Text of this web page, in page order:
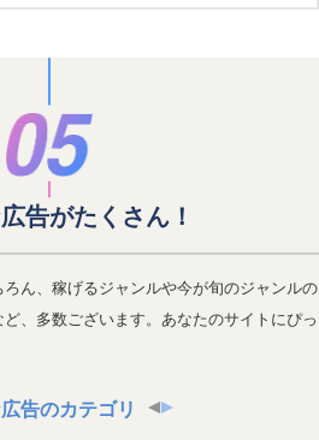
告がたくさん！
ん、稼げるジャンルや今が旬のジャンルの
、多数ございます。あなたのサイトにぴっ
告のカテゴリ